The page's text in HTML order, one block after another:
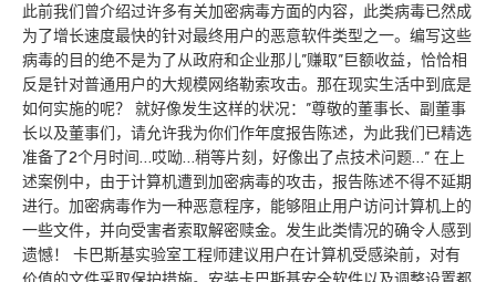
此前我们曾介绍过许多有关加密病毒方面的内容，此类病毒已然成
为了增长速度最快的针对最终用户的恶意软件类型之一。编写这些
病毒的目的绝不是为了从政府和企业那儿”赚取”巨额收益，恰恰相
反是针对普通用户的大规模网络勒索攻击。那在现实生活中到底是
如何实施的呢？ 就好像发生这样的状况：”尊敬的董事长、副董事
长以及董事们，请允许我为你们作年度报告陈述，为此我们已精选
准备了2个月时间…哎呦…稍等片刻，好像出了点技术问题…” 在上
述案例中，由于计算机遭到加密病毒的攻击，报告陈述不得不延期
进行。加密病毒作为一种恶意程序，能够阻止用户访问计算机上的
一些文件，并向受害者索取解密赎金。发生此类情况的确令人感到
遗憾！ 卡巴斯基实验室工程师建议用户在计算机受感染前，对有